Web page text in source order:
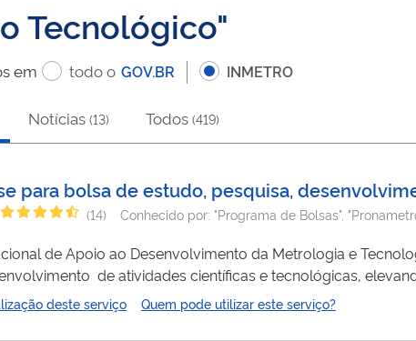
Tecnológico
sem todo o GOV.BR INMETRO
Notícias (13) Todos (419)
para bolsa de estudo, pesquisa,
(14) Conhecido por: "Programa de Bolsas",
de Apoio ao Desenvolvimento da Metrologia e
de atividades científicas e tecnológicas,
deste serviço Quem pode utilizar este serviço?